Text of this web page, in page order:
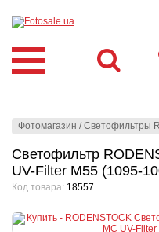
Фотомагазин /Светофильтры
Светофильтр
UV-Filter M55 (1095-
Код товара: 18557